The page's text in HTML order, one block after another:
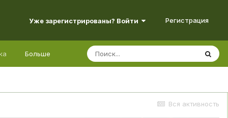
Уже зарегистрированы? Войти Регистрация
Больше
Вся активность